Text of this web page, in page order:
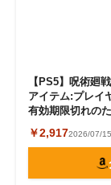
【PS5】呪術廻
アイテム:プレイ
有効期限切れの
￥2,9172026/07/